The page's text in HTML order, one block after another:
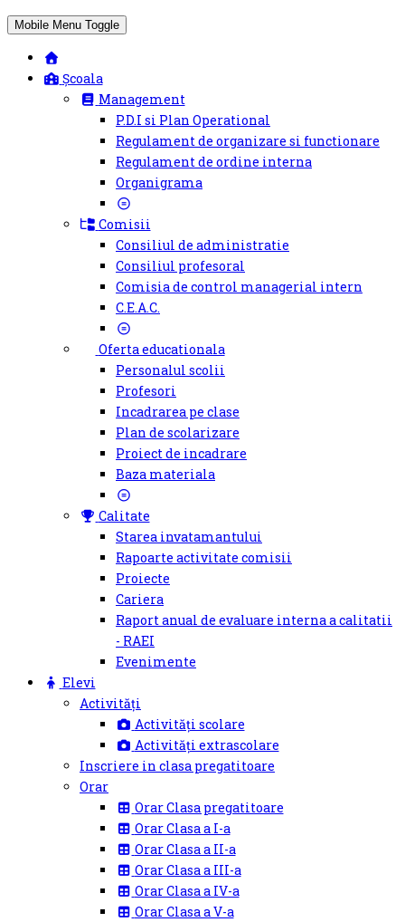
Mobile Menu Toggle
Școala
Management
P.D.I si Plan Operational
Regulament de organizare si functionare
Regulament de ordine interna
Organigrama
Comisii
Consiliul de administratie
Consiliul profesoral
Comisia de control managerial intern
C.E.A.C.
Oferta educationala
Personalul scolii
Profesori
Incadrarea pe clase
Plan de scolarizare
Proiect de incadrare
Baza materiala
Calitate
Starea invatamantului
Rapoarte activitate comisii
Proiecte
Cariera
Raport anual de evaluare interna a calitatii
- RAEI
Evenimente
Elevi
Activități
Activități scolare
Activități extrascolare
Inscriere in clasa pregatitoare
Orar
Orar Clasa pregatitoare
Orar Clasa a I-a
Orar Clasa a II-a
Orar Clasa a III-a
Orar Clasa a IV-a
Orar Clasa a V-a